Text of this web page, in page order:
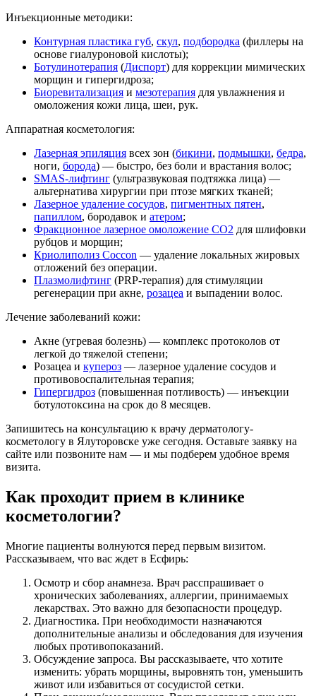
Инъекционные методики:
Контурная пластика губ, скул, подбородка (филлеры на
основе гиалуроновой кислоты);
Ботулинотерапия (Диспорт) для коррекции мимических
морщин и гипергидроза;
Биоревитализация и мезотерапия для увлажнения и
омоложения кожи лица, шеи, рук.
Аппаратная косметология:
Лазерная эпиляция всех зон (бикини, подмышки, бедра,
ноги, борода) — быстро, без боли и врастания волос;
SMAS-лифтинг (ультразвуковая подтяжка лица) —
альтернатива хирургии при птозе мягких тканей;
Лазерное удаление сосудов, пигментных пятен,
папиллом, бородавок и атером;
Фракционное лазерное омоложение CO2 для шлифовки
рубцов и морщин;
Криолиполиз Coccon — удаление локальных жировых
отложений без операции.
Плазмолифтинг (PRP-терапия) для стимуляции
регенерации при акне, розацеа и выпадении волос.
Лечение заболеваний кожи:
Акне (угревая болезнь) — комплекс протоколов от
легкой до тяжелой степени;
Розацеа и купероз — лазерное удаление сосудов и
противовоспалительная терапия;
Гипергидроз (повышенная потливость) — инъекции
ботулотоксина на срок до 8 месяцев.
Запишитесь на консультацию к врачу дерматологу-
косметологу в Ялуторовске уже сегодня. Оставьте заявку на
сайте или позвоните нам — и мы подберем удобное время
визита.
Как проходит прием в клинике
косметологии?
Многие пациенты волнуются перед первым визитом.
Рассказываем, что вас ждет в Есфирь:
Осмотр и сбор анамнеза. Врач расспрашивает о
хронических заболеваниях, аллергии, принимаемых
лекарствах. Это важно для безопасности процедур.
Диагностика. При необходимости назначаются
дополнительные анализы и обследования для изучения
любых противопоказаний.
Обсуждение запроса. Вы рассказываете, что хотите
изменить: убрать морщины, выровнять тон, уменьшить
живот или избавиться от сосудистой сетки.